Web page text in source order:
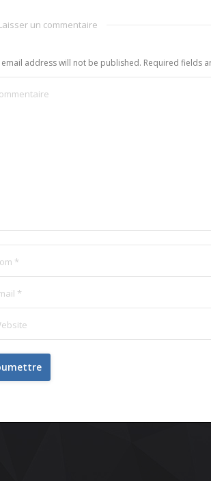
un commentaire
address will not be published. Required fields
*
*